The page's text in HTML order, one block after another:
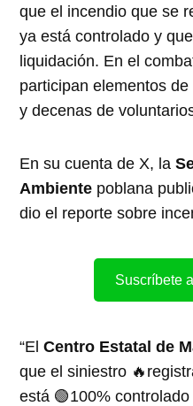
que el incendio que se
ya está controlado y
liquidación. En el
participan elementos de
y decenas de
En su cuenta de X, la
Ambiente poblana
dio el reporte sobre
Suscríbete
“ElCentro Estatal de
que el siniestro
está 🟢100%